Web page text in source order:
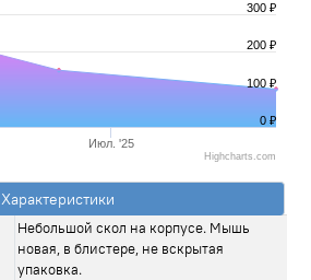
Июл. '25
100 ₽
200 ₽
300 ₽
0 ₽
Highcharts.com
Характеристики
Небольшой скол на корпусе. Мышь
новая, в блистере, не вскрытая
упаковка.